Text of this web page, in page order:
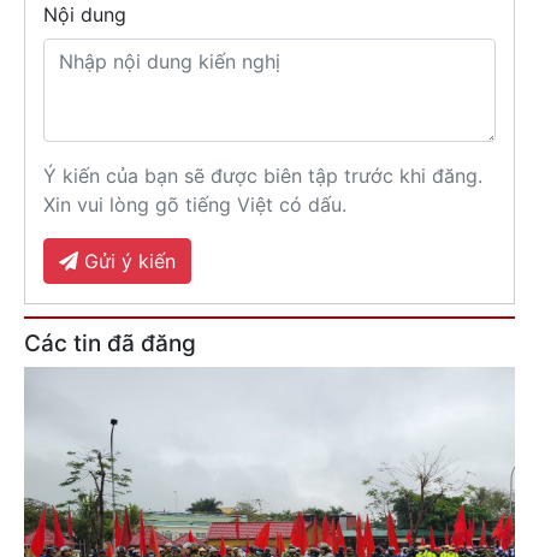
Nội dung
Ý kiến của bạn sẽ được biên tập trước khi đăng.
Xin vui lòng gõ tiếng Việt có dấu.
Gửi ý kiến
Các tin đã đăng